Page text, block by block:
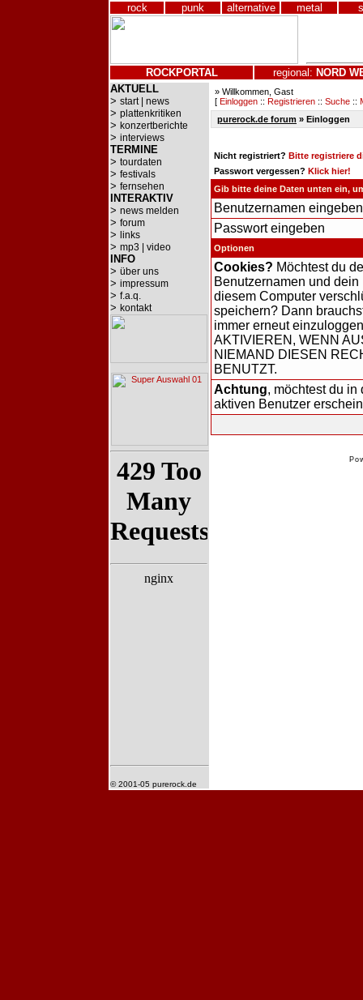
rock punk alternative metal
ROCKPORTAL regional: NORD
AKTUELL
> start | news
> plattenkritiken
> konzertberichte
> interviews
TERMINE
> tourdaten
> festivals
> fernsehen
INTERAKTIV
> news melden
> forum
> links
> mp3 | video
INFO
> über uns
> impressum
> f.a.q.
> kontakt
© 2001-05 purerock.de
» Willkommen, Gast
[ Einloggen :: Registrieren :: Suche ::
purerock.de forum » Einloggen
Nicht registriert? Bitte registriere
Passwort vergessen? Klick hier!
Gib bitte deine Daten unten ein,
Benutzernamen eingeben
Passwort eingeben
Optionen
Cookies? Möchtest du
Benutzernamen und dein
diesem Computer
speichern? Dann
immer erneut
AKTIVIEREN, WENN
NIEMAND DIESEN
BENUTZT.
Achtung, möchtest du in
aktiven Benutzer